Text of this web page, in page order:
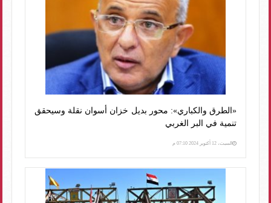
«الطرق والكباري»: محور بديل خزان أسوان نقلة وسيحقق
تنمية في البر الغربي
السبت، 12 أكتوبر 2024 07:10 م